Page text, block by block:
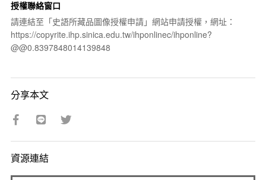
授權聯絡窗口
請連結至「史語所藏品圖像授權申請」網站申請授權，網址：
https://copyrite.ihp.sinica.edu.tw/ihponlinec/ihponline?
@@0.8397848014139848
分享本文
資源連結